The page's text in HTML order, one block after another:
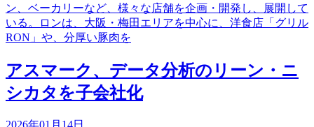
ン、ベーカリーなど、様々な店舗を企画・開発し、展開して
いる。ロンは、大阪・梅田エリアを中心に、洋食店「グリル
RON」や、分厚い豚肉を
アスマーク、データ分析のリーン・ニ
シカタを子会社化
2026年01月14日